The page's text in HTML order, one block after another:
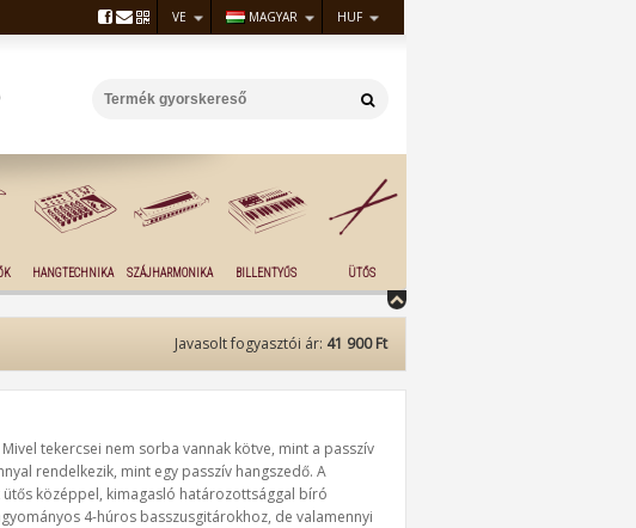
VE MAGYAR HUF
HANGTECHNIKA SZÁJHARMONIKA BILLENTYŰS ÜTŐS
Javasolt fogyasztói ár: 41 900 Ft
tekercsei nem sorba vannak kötve, mint a passzív
rendelkezik, mint egy passzív hangszedő. A
középpel, kimagasló határozottsággal bíró
4-húros basszusgitárokhoz, de valamennyi